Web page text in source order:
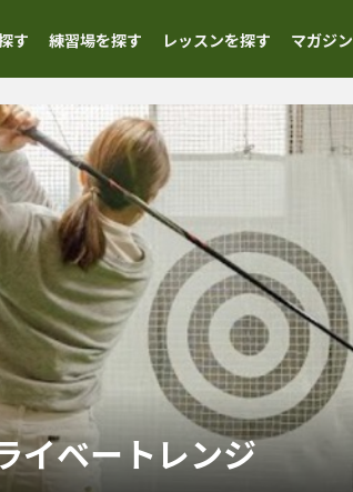
す 練習場を探す レッスンを探す マガジン
イベートレンジ